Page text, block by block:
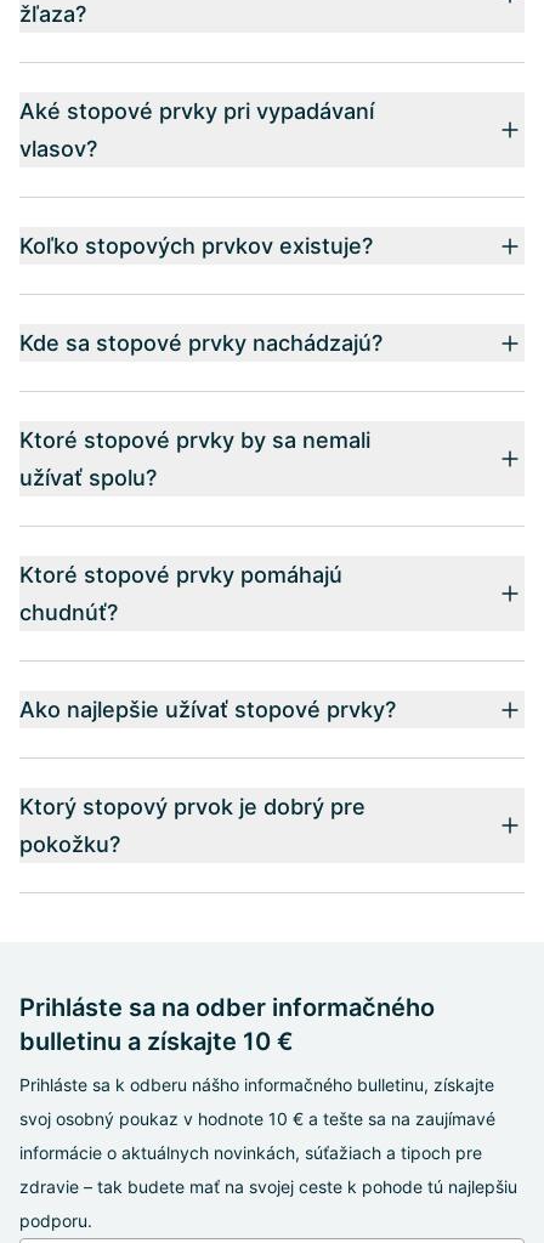
žľaza?
Aké stopové prvky pri vypadávaní
vlasov?
Koľko stopových prvkov existuje?
Kde sa stopové prvky nachádzajú?
Ktoré stopové prvky by sa nemali
užívať spolu?
Ktoré stopové prvky pomáhajú
chudnúť?
Ako najlepšie užívať stopové prvky?
Ktorý stopový prvok je dobrý pre
pokožku?
Prihláste sa na odber informačného
bulletinu a získajte 10 €
Prihláste sa k odberu nášho informačného bulletinu, získajte
svoj osobný poukaz v hodnote 10 € a tešte sa na zaujímavé
informácie o aktuálnych novinkách, súťažiach a tipoch pre
zdravie – tak budete mať na svojej ceste k pohode tú najlepšiu
podporu.